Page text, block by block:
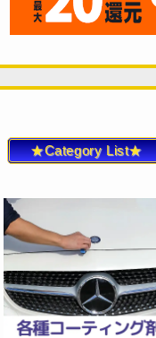
★Category List★